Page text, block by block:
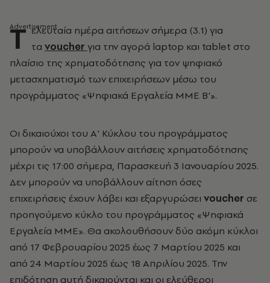
Τ ελευταία ημέρα αιτήσεων σήμερα (3.1) για
τα voucher για την αγορά laptop και tablet στο
πλαίσιο της χρηματοδότησης για τον ψηφιακό
μετασχηματισμό των επιχειρήσεων μέσω του
προγράμματος «Ψηφιακά Εργαλεία MME Β'».
Οι δικαιούχοι του Α' Κύκλου του προγράμματος
μπορούν να υποβάλλουν αιτήσεις χρηματοδότησης
μέχρι τις 17:00 σήμερα, Παρασκευή 3 Ιανουαρίου 2025.
Δεν μπορούν να υποβάλλουν αίτηση όσες
επιχειρήσεις έχουν λάβει και εξαργυρώσει voucher σε
προηγούμενο κύκλο του προγράμματος «Ψηφιακά
Εργαλεία ΜΜΕ». Θα ακολουθήσουν δύο ακόμη κύκλοι
από 17 Φεβρουαρίου 2025 έως 7 Μαρτίου 2025 και
από 24 Μαρτίου 2025 έως 18 Απριλίου 2025. Την
επιδότηση αυτή δικαιούνται και οι ελεύθεροι